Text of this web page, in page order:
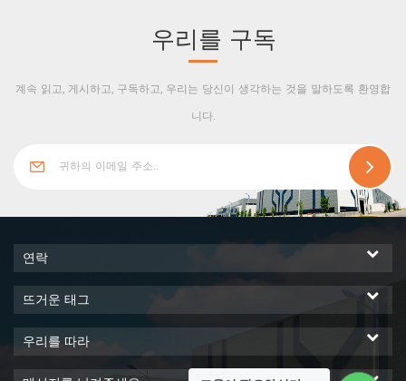
늄 프로파일이라고도 할 수 있
우리를 구독
계속 읽고, 게시하고, 구독하고, 우리는 당신이 생각하는 것을 말하도록 환영합
니다.
연락
뜨거운 태그
우리를 따라